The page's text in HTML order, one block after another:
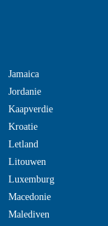
Jamaica
Jordanie
Kaapverdie
Kroatie
Letland
Litouwen
Luxemburg
Macedonie
Malediven